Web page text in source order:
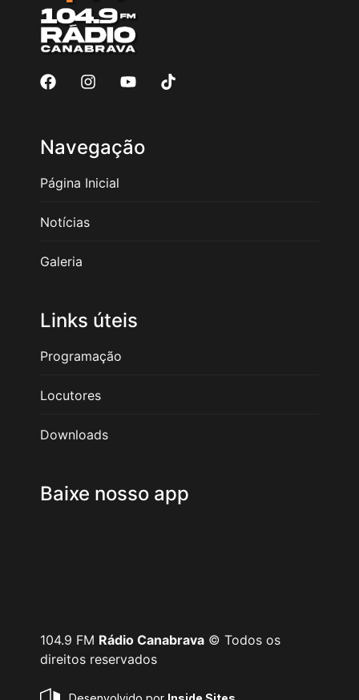
Navegação
Página Inicial
Notícias
Galeria
Links úteis
Programação
Locutores
Downloads
Baixe nosso app
104.9 FM Rádio Canabrava © Todos os
direitos reservados